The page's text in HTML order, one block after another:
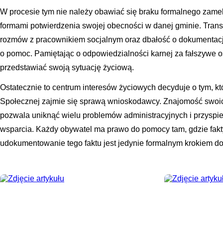
W procesie tym nie należy obawiać się braku formalnego
formami potwierdzenia swojej obecności w danej gminie.
rozmów z pracownikiem socjalnym oraz dbałość o
o pomoc. Pamiętając o odpowiedzialności karnej za fałszywe
przedstawiać swoją sytuację życiową.
Ostatecznie to centrum interesów życiowych decyduje o tym,
Społecznej zajmie się sprawą wnioskodawcy. Znajomość
pozwala uniknąć wielu problemów administracyjnych i
wsparcia. Każdy obywatel ma prawo do pomocy tam, gdzie
udokumentowanie tego faktu jest jedynie formalnym krokiem